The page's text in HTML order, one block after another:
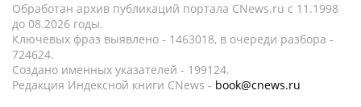
Обработан архив публикаций портала CNews.ru c 11.1998
до 08.2026 годы.
Ключевых фраз выявлено - 1463018, в очереди разбора -
724624.
Создано именных указателей - 199124.
Редакция Индексной книги CNews - book@cnews.ru